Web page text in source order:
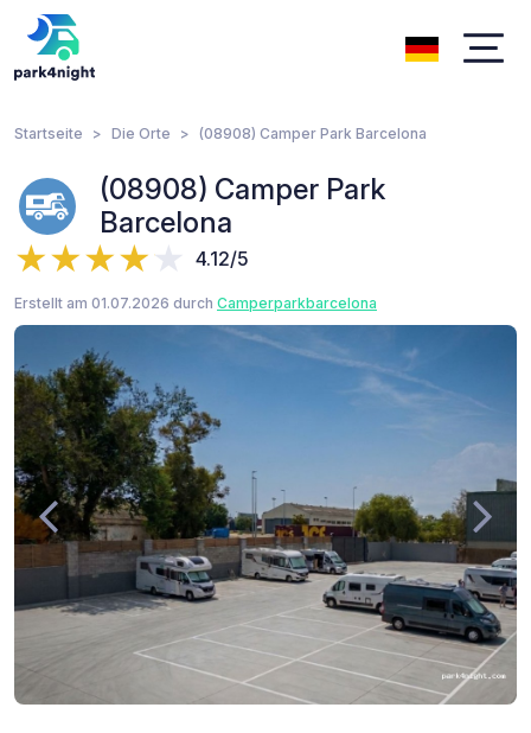
Startseite Die Orte (08908) Camper Park Barcelona
(08908) Camper Park
Barcelona
4.12/5
Erstellt am 01.07.2026 durch Camperparkbarcelona